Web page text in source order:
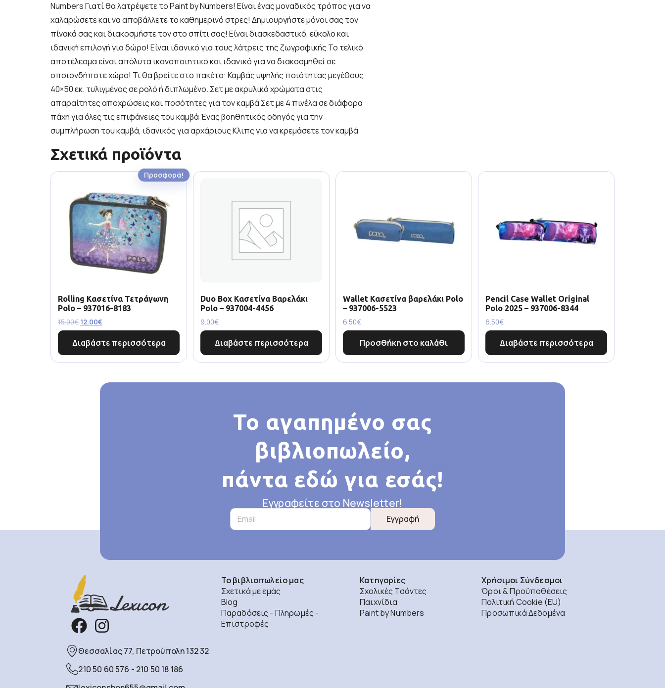
Numbers Γιατί θα λατρέψετε το Paint by Numbers! Είναι ένας μοναδικός τρόπος για να
χαλαρώσετε και να αποβάλλετε το καθημερινό στρες! Δημιουργήστε μόνοι σας τον
πίνακά σας και διακοσμήστε τον στο σπίτι σας! Είναι διασκεδαστικό, εύκολο και
ιδανική επιλογή για δώρο! Είναι ιδανικό για τους λάτρεις της ζωγραφικής Το τελικό
αποτέλεσμα είναι απόλυτα ικανοποιητικό και ιδανικό για να διακοσμηθεί σε
οποιονδήποτε χώρο! Τι θα βρείτε στο πακέτο: Καμβάς υψηλής ποιότητας μεγέθους
40×50 εκ. τυλιγμένος σε ρολό ή διπλωμένο. Σετ με ακρυλικά χρώματα στις
απαραίτητες αποχρώσεις και ποσότητες για τον καμβά Σετ με 4 πινέλα σε διάφορα
πάχη για όλες τις επιφάνειες του καμβά Ένας βοηθητικός οδηγός για την
συμπλήρωση του καμβά, ιδανικός για αρχάριους Κλιπς για να κρεμάσετε τον καμβά
Σχετικά προϊόντα
Προσφορά!
Rolling Κασετίνα Τετράγωνη
Polo – 937016-8183
15.00€ 12.00€
Διαβάστε περισσότερα
Duo Box Κασετίνα Βαρελάκι
Polo – 937004-4456
9.00€
Διαβάστε περισσότερα
Wallet Κασετίνα βαρελάκι Polo
– 937006-5523
6.50€
Προσθήκη στο καλάθι
Pencil Case Wallet Original
Polo 2025 – 937006-8344
6.50€
Διαβάστε περισσότερα
Το αγαπημένο σας
βιβλιοπωλείο,
πάντα εδώ για εσάς!
Εγγραφείτε στο Newsletter!
Εγγραφή
Θεσσαλίας 77, Πετρούπολη 132 32
210 50 60 576 - 210 50 18 186
Το βιβλιοπωλείο μας
Σχετικά με εμάς
Blog
Παραδόσεις - Πληρωμές -
Επιστροφές
Κατηγορίες
Σχολικές Τσάντες
Παιχνίδια
Paint by Numbers
Χρήσιμοι Σύνδεσμοι
Όροι & Προϋποθέσεις
Πολιτική Cookie (EU)
Προσωπικά Δεδομένα